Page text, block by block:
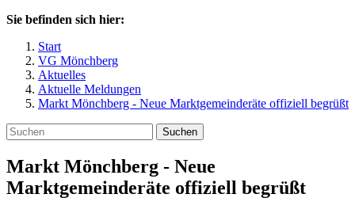
Sie befinden sich hier:
Start
VG Mönchberg
Aktuelles
Aktuelle Meldungen
Markt Mönchberg - Neue Marktgemeinderäte offiziell begrüßt
Suchen
Markt Mönchberg - Neue
Marktgemeinderäte offiziell begrüßt